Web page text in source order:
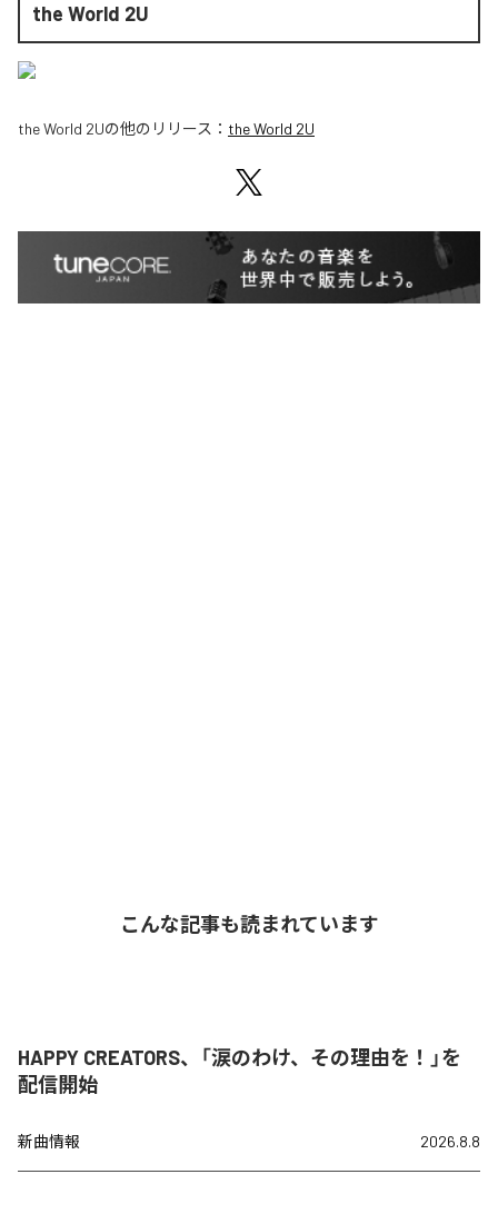
the World 2U
the World 2Uの他のリリース： the World 2U
こんな記事も読まれています
HAPPY CREATORS、「涙のわけ、その理由を！」を
配信開始
新曲情報 2026.8.8